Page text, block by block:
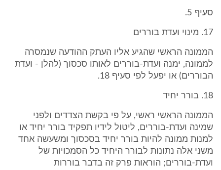
סעיף 5.
17. מינוי ועדת בוררים
הממונה הראשי שהגיע אליו העתק ההודעה שנמסרה
לממונה, ימנה ועדת-בוררים לאותו סכסוך (להלן - ועדת
הבוררים) או יפעל לפי סעיף 18.
18. בורר יחיד
הממונה הראשי ראשי, על פי בקשת הצדדים ולפני
שמינה ועדת-בוררים, ליטול לידיו תפקיד בורר יחיד או
למנות ממונה להיות בורר יחיד בסכסוך ומשעשה אחד
משני אלה נתונות לבורר היחיד כל הסמכויות של
ועדת-בוררים; הוראות פרק זה בדבר בוררות